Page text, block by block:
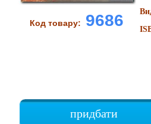
Код товару: 9686
придбати